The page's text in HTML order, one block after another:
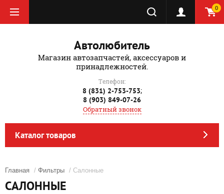
0
Автолюбитель
Магазин автозапчастей, аксессуаров и
принадлежностей.
Телефон:
8 (831) 2-753-753;
8 (903) 849-07-26
Обратный звонок
Каталог товаров
Главная / Фильтры / Салонные
САЛОННЫЕ